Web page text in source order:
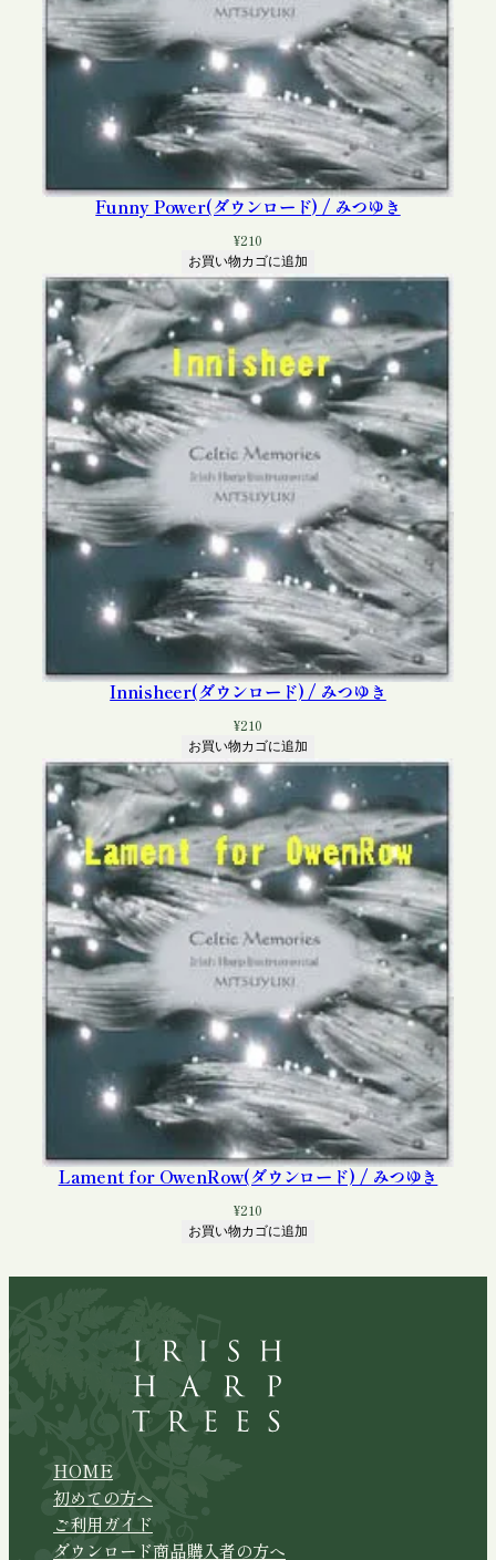
Funny Power(ダウンロード) / みつゆき
¥210
お買い物カゴに追加
Innisheer(ダウンロード) / みつゆき
¥210
お買い物カゴに追加
Lament for OwenRow(ダウンロード) / みつゆき
¥210
お買い物カゴに追加
HOME
初めての方へ
ご利用ガイド
ダウンロード商品購入者の方へ